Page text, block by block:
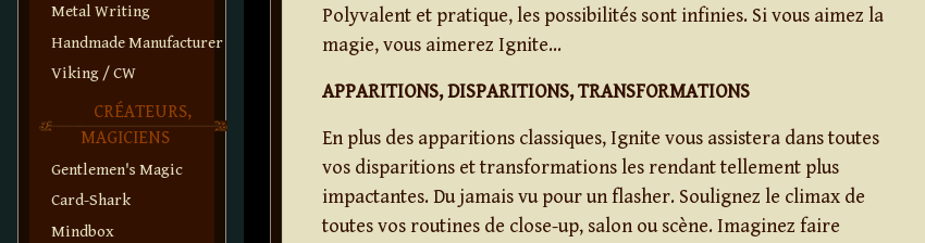
Metal Writing
Handmade Manufacturer
Viking / CW
CRÉATEURS,
MAGICIENS
Gentlemen's Magic
Card-Shark
Mindbox
Polyvalent et pratique, les possibilités sont infinies. Si vous aimez la
magie, vous aimerez Ignite…
APPARITIONS, DISPARITIONS, TRANSFORMATIONS
En plus des apparitions classiques, Ignite vous assistera dans toutes
vos disparitions et transformations les rendant tellement plus
impactantes. Du jamais vu pour un flasher. Soulignez le climax de
toutes vos routines de close-up, salon ou scène. Imaginez faire